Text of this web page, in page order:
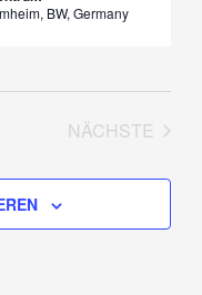
BW, Germany
NÄCHSTE